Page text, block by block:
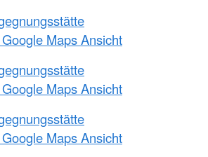
Maps Ansicht
Maps Ansicht
Maps Ansicht